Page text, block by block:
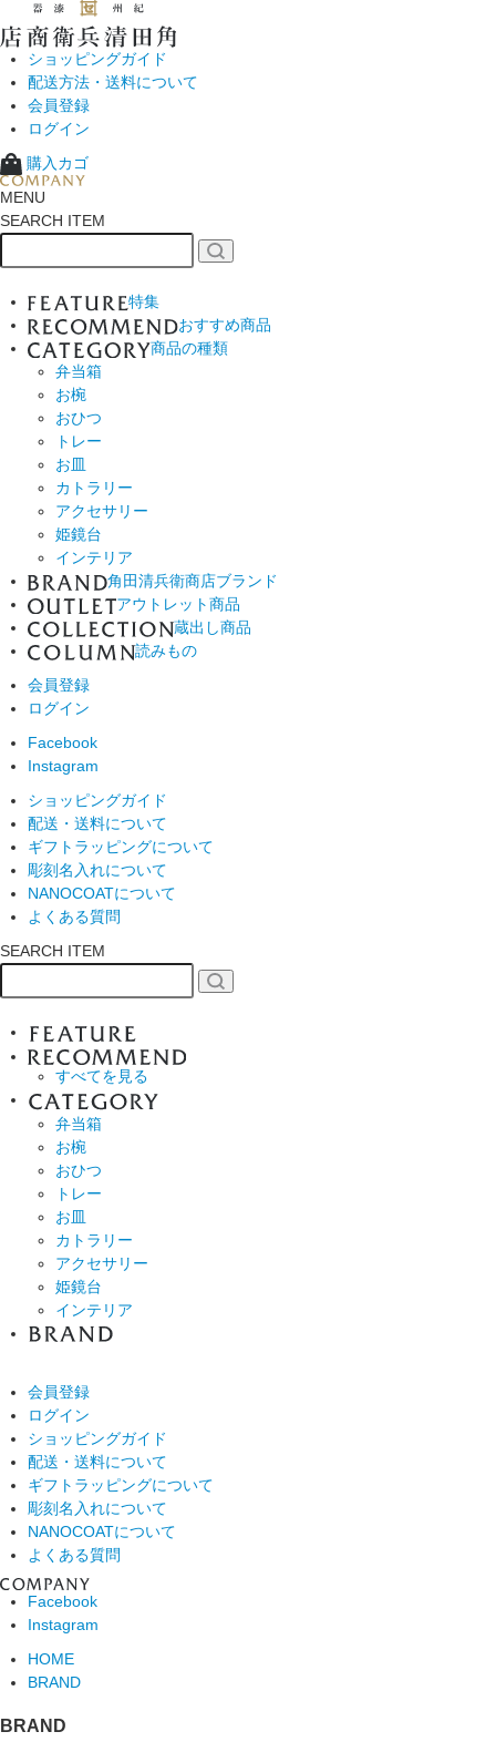
ショッピングガイド
配送方法・送料について
会員登録
ログイン
購入カゴ
MENU
SEARCH ITEM
特集
おすすめ商品
商品の種類
弁当箱
お椀
おひつ
トレー
お皿
カトラリー
アクセサリー
姫鏡台
インテリア
角田清兵衛商店ブランド
アウトレット商品
蔵出し商品
読みもの
会員登録
ログイン
Facebook
Instagram
ショッピングガイド
配送・送料について
ギフトラッピングについて
彫刻名入れについて
NANOCOATについて
よくある質問
SEARCH ITEM
すべてを見る
弁当箱
お椀
おひつ
トレー
お皿
カトラリー
アクセサリー
姫鏡台
インテリア
会員登録
ログイン
ショッピングガイド
配送・送料について
ギフトラッピングについて
彫刻名入れについて
NANOCOATについて
よくある質問
Facebook
Instagram
HOME
BRAND
BRAND